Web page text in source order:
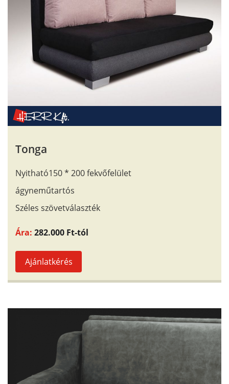
Tonga
Nyitható150 * 200 fekvőfelület
ágyneműtartós
Széles szövetválaszték
Ára: 282.000 Ft-tól
Ajánlatkérés